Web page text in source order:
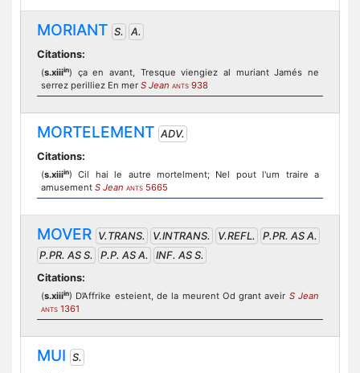
MORIANT S.
A.
Citations:
(s.xiiiin) ça en avant, Tresque viengiez al muriant Jamés ne
serrez perilliez En mer S Jean ANTS 938
MORTELEMENT ADV.
Citations:
(s.xiiiin) Cil hai le autre mortelment; Nel pout l'um traire a
amusement S Jean ANTS 5665
MOVER V.TRANS. V.INTRANS. V.REFL.
P.PR. AS A.
P.PR. AS S.
P.P. AS A.
INF. AS S.
Citations:
(s.xiiiin) D’Affrike esteient, de la meurent Od grant aveir S Jean
ANTS 1361
MUI S.